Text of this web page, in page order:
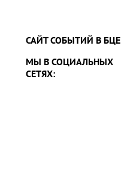
САЙТ СОБЫТИЙ В БЦЕ
МЫ В СОЦИАЛЬНЫХ
СЕТЯХ: